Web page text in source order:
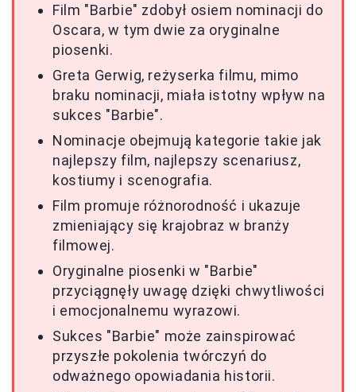
Film "Barbie" zdobył osiem nominacji do
Oscara, w tym dwie za oryginalne
piosenki.
Greta Gerwig, reżyserka filmu, mimo
braku nominacji, miała istotny wpływ na
sukces "Barbie".
Nominacje obejmują kategorie takie jak
najlepszy film, najlepszy scenariusz,
kostiumy i scenografia.
Film promuje różnorodność i ukazuje
zmieniający się krajobraz w branży
filmowej.
Oryginalne piosenki w "Barbie"
przyciągnęły uwagę dzięki chwytliwości
i emocjonalnemu wyrazowi.
Sukces "Barbie" może zainspirować
przyszłe pokolenia twórczyń do
odważnego opowiadania historii.